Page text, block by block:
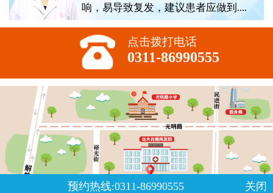
响，易导致复发，建议患者应做到....
点击拨打电话
0311-86990555
预约热线:0311-86990555 关闭